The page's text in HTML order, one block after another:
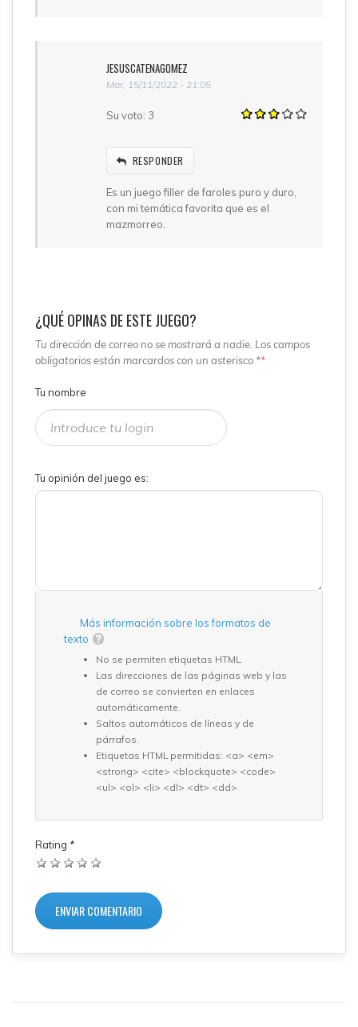
JESUSCATENAGOMEZ
Mar, 15/11/2022 - 21:05
Su voto: 3
RESPONDER
Es un juego filler de faroles puro y duro,
con mi temática favorita que es el
mazmorreo.
¿QUÉ OPINAS DE ESTE JUEGO?
Tu dirección de correo no se mostrará a nadie. Los campos
obligatorios están marcardos con un asterisco **
Tu nombre
Tu opinión del juego es:
Más información sobre los formatos de
texto
No se permiten etiquetas HTML.
Las direcciones de las páginas web y las
de correo se convierten en enlaces
automáticamente.
Saltos automáticos de líneas y de
párrafos.
Etiquetas HTML permitidas: <a> <em>
<strong> <cite> <blockquote> <code>
<ul> <ol> <li> <dl> <dt> <dd>
Rating *